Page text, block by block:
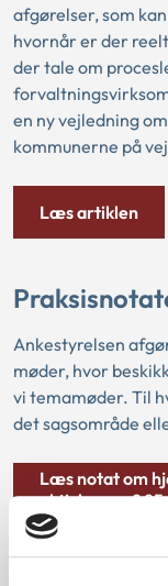
afgørelser, som
hvornår er der
der tale om
en ny vejledning
kommunerne på
Læs artiklen
Ankestyrelsen
møder, hvor
vi temamøder. Til
det sagsområde
Læs notat om
aktivlovens §